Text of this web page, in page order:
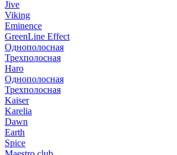
Jive
Viking
Eminence
GreenLine Effect
Однополосная
Трехполосная
Haro
Однополосная
Трехполосная
Kaiser
Karelia
Dawn
Earth
Spice